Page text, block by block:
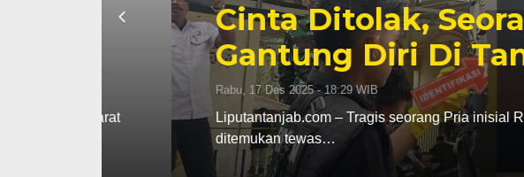
Cinta Ditolak, Seorang
Gantung Diri Di Tanjab
Rabu, 17 Des 2025 - 18:29 WIB
Liputantanjab.com – Tragis seorang Pria inisial RN (25) di
ditemukan tewas…